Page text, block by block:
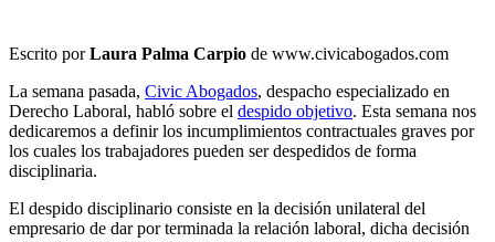
Escrito porLaura Palma Carpio de www.civicabogados.com
La semana pasada, Civic Abogados, despacho especializado en
Derecho Laboral, habló sobre el despido objetivo. Esta semana nos
dedicaremos a definir los incumplimientos contractuales graves por
los cuales los trabajadores pueden ser despedidos de forma
disciplinaria.
El despido disciplinario consiste en la decisión unilateral del
empresario de dar por terminada la relación laboral, dicha decisión